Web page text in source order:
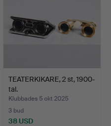
TEATERKIKARE, 2 st, 1900-
tal.
Klubbades 5 okt 2025
3 bud
38 USD